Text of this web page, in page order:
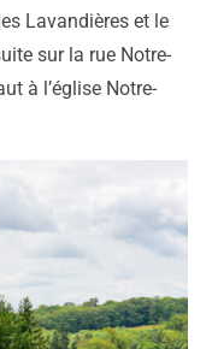
Lavandières et le
sur la rue Notre-
à l’église Notre-